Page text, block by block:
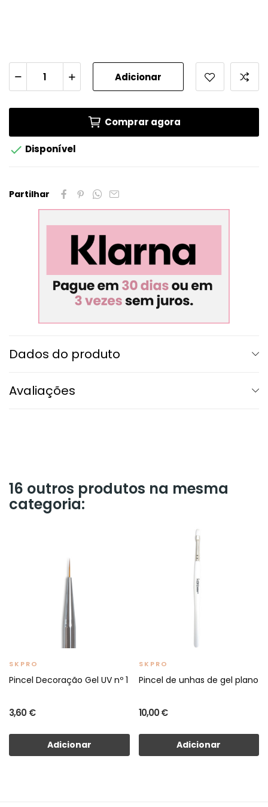
Adicionar
Comprar agora
 Disponível
Partilhar
Dados do produto
Avaliações
16 outros produtos na mesma
categoria:
SKPRO
Pincel Decoração Gel UV nº 1
3,60 €
Adicionar
SKPRO
Pincel de unhas de gel plano
10,00 €
Adicionar